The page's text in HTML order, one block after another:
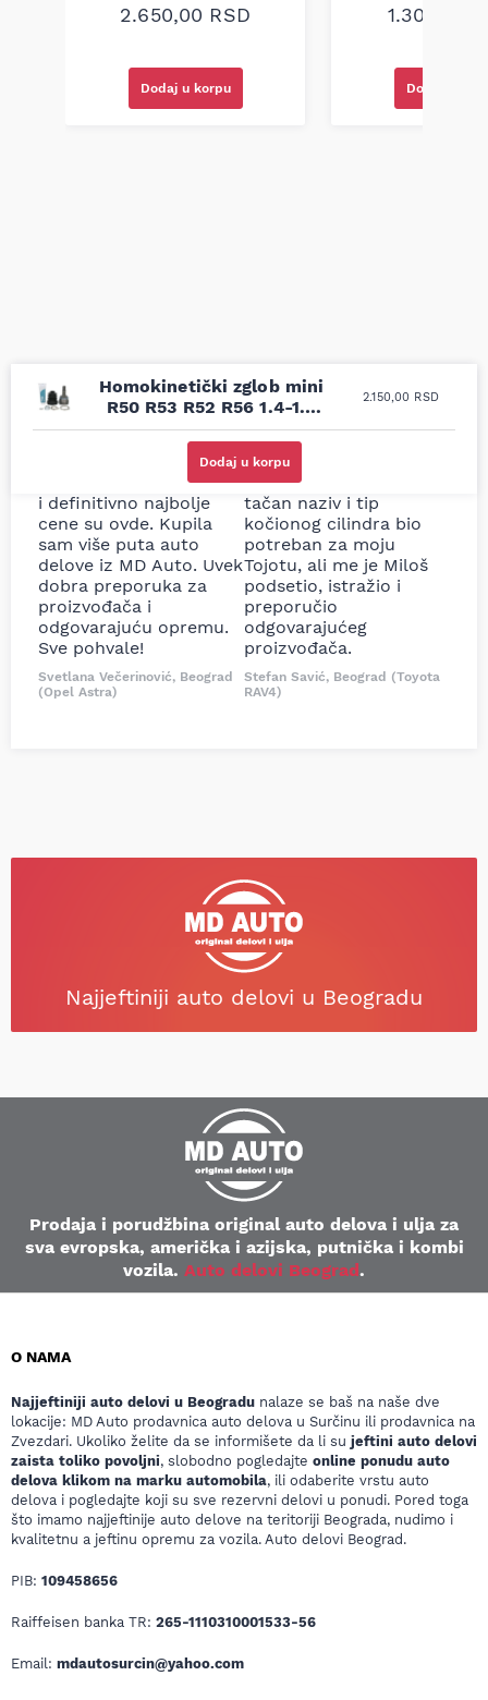
2.650,00 RSD
Dodaj u korpu
1.300,00
Dodaj u
Homokinetički zglob mini
R50 R53 R52 R56 1.4-1.6
2006-2012 Pascal
2.150,00 RSD
Dodaj u korpu
Uporedila sam sve
prodavnice auto delova
i definitivno najbolje
cene su ovde. Kupila
sam više puta auto
delove iz MD Auto. Uvek
dobra preporuka za
proizvođača i
odgovarajuću opremu.
Sve pohvale!
Svetlana Večerinović, Beograd
(Opel Astra)
Odlična usluga i
ljubazni prodavci.
Nisam bio siguran koji je
tačan naziv i tip
kočionog cilindra bio
potreban za moju
Tojotu, ali me je Miloš
podsetio, istražio i
preporučio
odgovarajućeg
proizvođača.
Stefan Savić, Beograd (Toyota
RAV4)
Najjeftiniji auto delovi u Beogradu
Prodaja i porudžbina original auto delova i ulja za
sva evropska, američka i azijska, putnička i kombi
vozila. Auto delovi Beograd.
O NAMA
Najjeftiniji auto delovi u Beogradu nalaze se baš na naše dve
lokacije: MD Auto prodavnica auto delova u Surčinu ili prodavnica na
Zvezdari. Ukoliko želite da se informišete da li su jeftini auto delovi
zaista toliko povoljni, slobodno pogledajte online ponudu auto
delova klikom na marku automobila, ili odaberite vrstu auto
delova i pogledajte koji su sve rezervni delovi u ponudi. Pored toga
što imamo najjeftinije auto delove na teritoriji Beograda, nudimo i
kvalitetnu a jeftinu opremu za vozila. Auto delovi Beograd.
PIB: 109458656
Raiffeisen banka TR: 265-1110310001533-56
Email: mdautosurcin@yahoo.com